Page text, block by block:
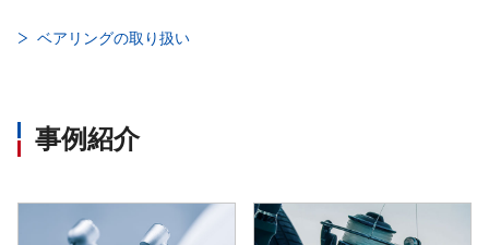
ベアリングの取り扱い
事例紹介